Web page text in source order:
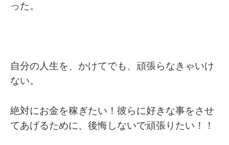
った。
自分の人生を、かけてでも、頑張らなきゃいけ
ない。
絶対にお金を稼ぎたい！彼らに好きな事をさせ
てあげるために、後悔しないで頑張りたい！！